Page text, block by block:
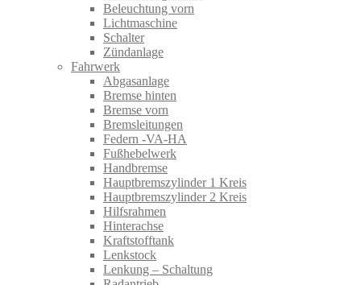
Beleuchtung vorn
Lichtmaschine
Schalter
Zündanlage
Fahrwerk
Abgasanlage
Bremse hinten
Bremse vorn
Bremsleitungen
Federn -VA-HA
Fußhebelwerk
Handbremse
Hauptbremszylinder 1 Kreis
Hauptbremszylinder 2 Kreis
Hilfsrahmen
Hinterachse
Kraftstofftank
Lenkstock
Lenkung – Schaltung